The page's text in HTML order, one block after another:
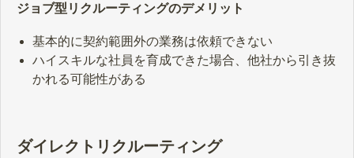
ジョブ型リクルーティングのデメリット
基本的に契約範囲外の業務は依頼できない
ハイスキルな社員を育成できた場合、他社から引き抜
かれる可能性がある
ダイレクトリクルーティング